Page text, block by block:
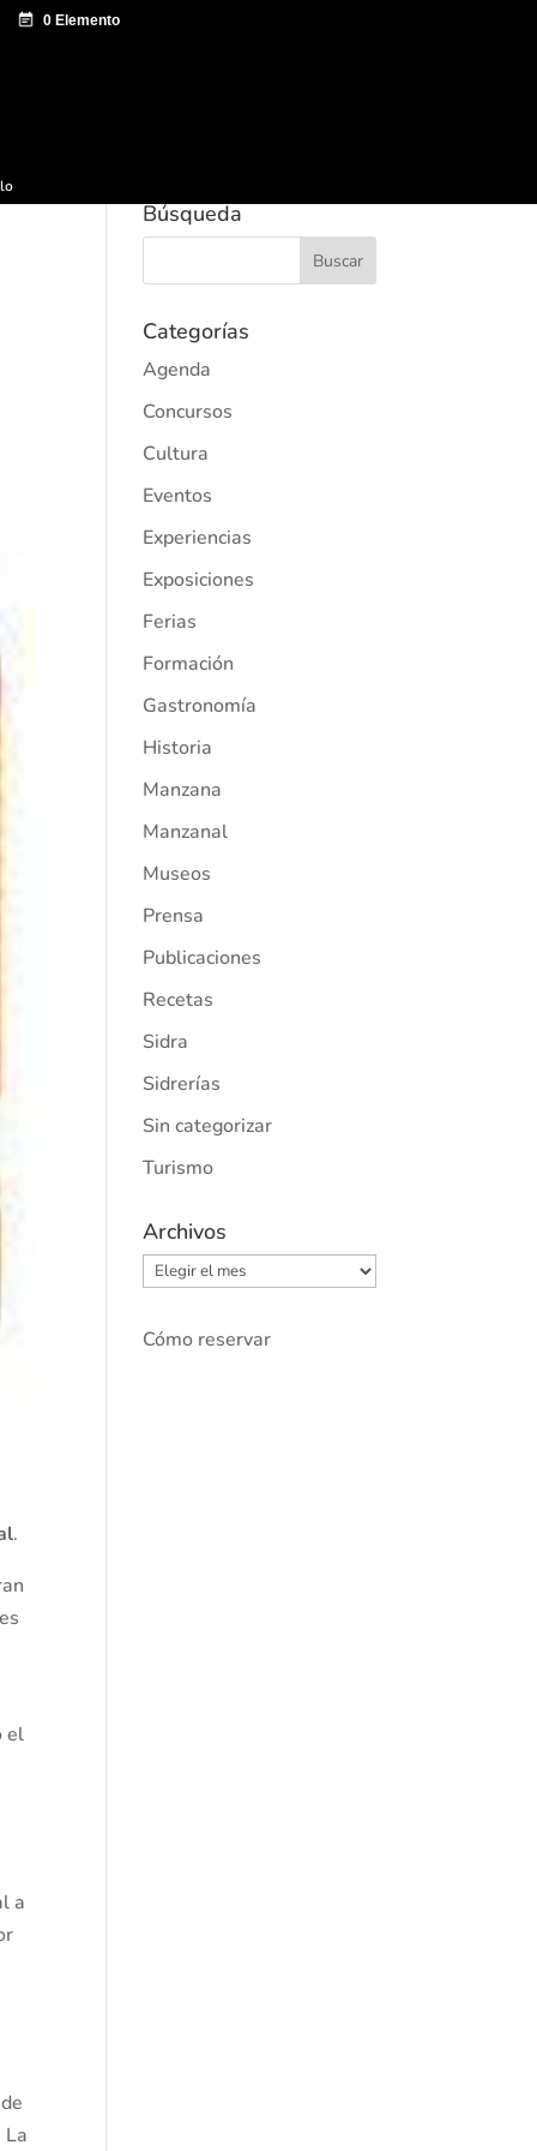
.
el
a
La
Búsqueda
Categorías
Agenda
Concursos
Cultura
Eventos
Experiencias
Exposiciones
Ferias
Formación
Gastronomía
Historia
Manzana
Manzanal
Museos
Prensa
Publicaciones
Recetas
Sidra
Sidrerías
Sin categorizar
Turismo
Archivos
Archivos
Cómo reservar